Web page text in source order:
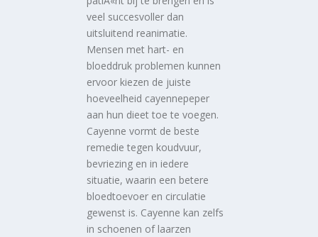
veel succesvoller dan
uitsluitend reanimatie.
Mensen met hart- en
bloeddruk problemen kunnen
ervoor kiezen de juiste
hoeveelheid cayennepeper
aan hun dieet toe te voegen.
Cayenne vormt de beste
remedie tegen koudvuur,
bevriezing en in iedere
situatie, waarin een betere
bloedtoevoer en circulatie
gewenst is. Cayenne kan zelfs
in schoenen of laarzen